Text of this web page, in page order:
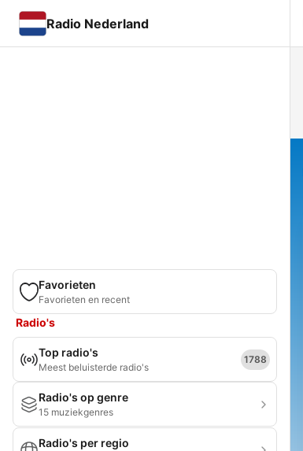
Radio Nederland
Favorieten
Favorieten en recent
Radio's
Top radio's
Meest beluisterde radio's
1788
Radio's op genre
15 muziekgenres
Radio's per regio